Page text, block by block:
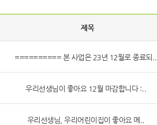
제목
========== 본 사업은 23년 12월로 종료되..
우리선생님이 좋아요 12월 마감합니다 :..
우리선생님, 우리어린이집이 좋아요 메..